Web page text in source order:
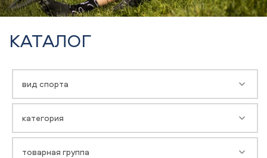
КАТАЛОГ
вид спорта
категория
товарная группа